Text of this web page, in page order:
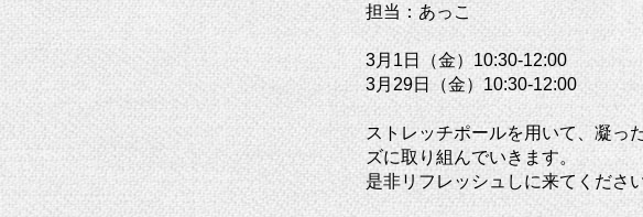
担当：あっこ
3月1日（金）10:30-12:00
3月29日（金）10:30-12:00
ストレッチポールを用いて、凝っ
ズに取り組んでいきます。
是非リフレッシュしに来てくださ